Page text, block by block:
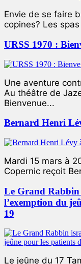
Envie de se faire
copines? Les
URSS 1970 :
Une aventure
Au théâtre de
Bienvenue...
Bernard Henri
Mardi 15 mars à
Copernic reçoit
Le Grand
l’exemption du
19
Le jeûne du 17